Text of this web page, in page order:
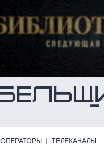
ОПЕРАТОРЫ ТЕЛЕКАНАЛЫ